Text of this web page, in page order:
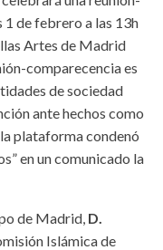
de febrero a las 13h
Artes de Madrid
comparecencia es
de sociedad
ante hechos como
plataforma condenó
en un comunicado la
de Madrid, D.
Islámica de